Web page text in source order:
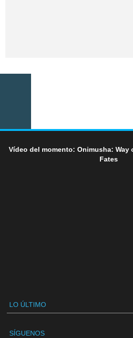
Vídeo del momento: Onimusha: Way
Fates
LO ÚLTIMO
SÍGUENOS